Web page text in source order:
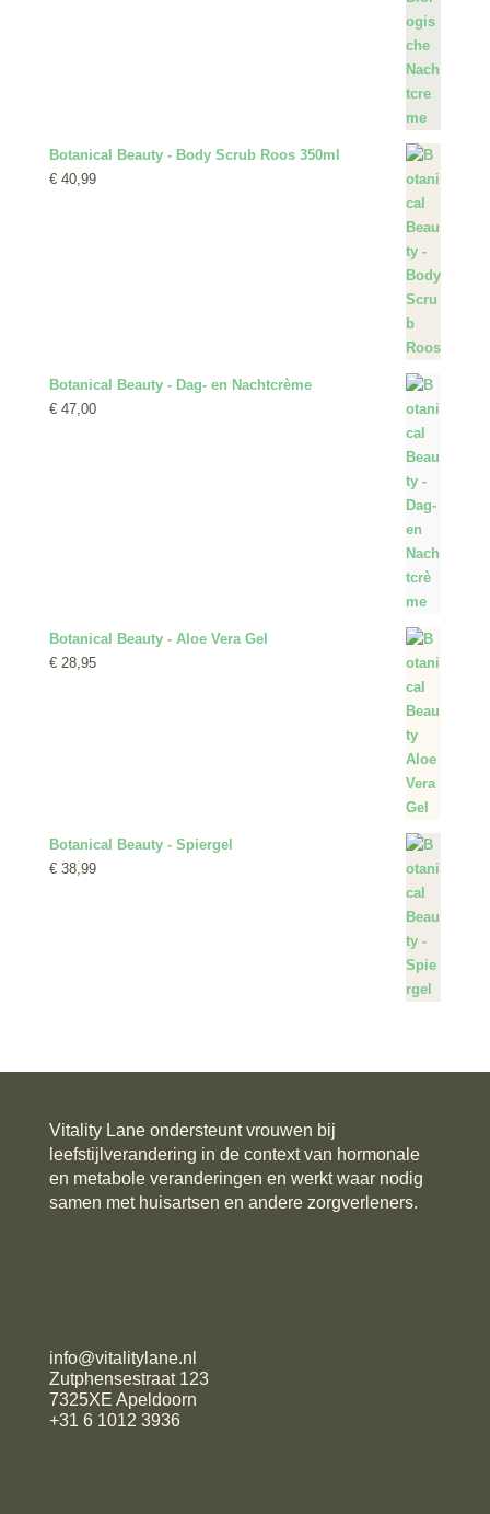
Botanical Beauty - Body Scrub Roos 350ml
€40,99
Botanical Beauty - Dag- en Nachtcrème
€47,00
Botanical Beauty - Aloe Vera Gel
€28,95
Botanical Beauty - Spiergel
€38,99
Vitality Lane ondersteunt vrouwen bij
leefstijlverandering in de context van hormonale
en metabole veranderingen en werkt waar nodig
samen met huisartsen en andere zorgverleners.
info@vitalitylane.nl
Zutphensestraat 123
7325XE Apeldoorn
+31 6 1012 3936